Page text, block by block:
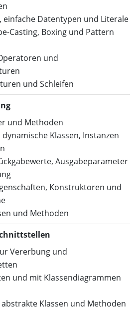
einfache Datentypen und Literale
Casting, Boxing und Pattern
und
und Schleifen
und Methoden
Klassen, Instanzen
Ausgabeparameter
Konstruktoren und
und Methoden
Vererbung und
und mit Klassendiagrammen
Klassen und Methoden